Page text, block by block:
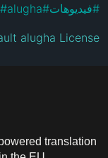
#فيديوهات#
alugha
#
alugha License
translation